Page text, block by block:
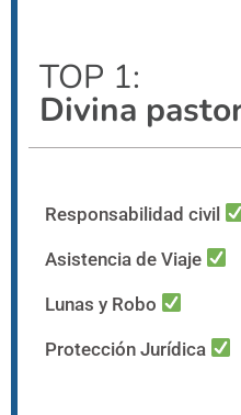
TOP 1:
Divina
Responsabilidad civil
Asistencia de Viaje
Lunas y Robo
Protección Jurídica